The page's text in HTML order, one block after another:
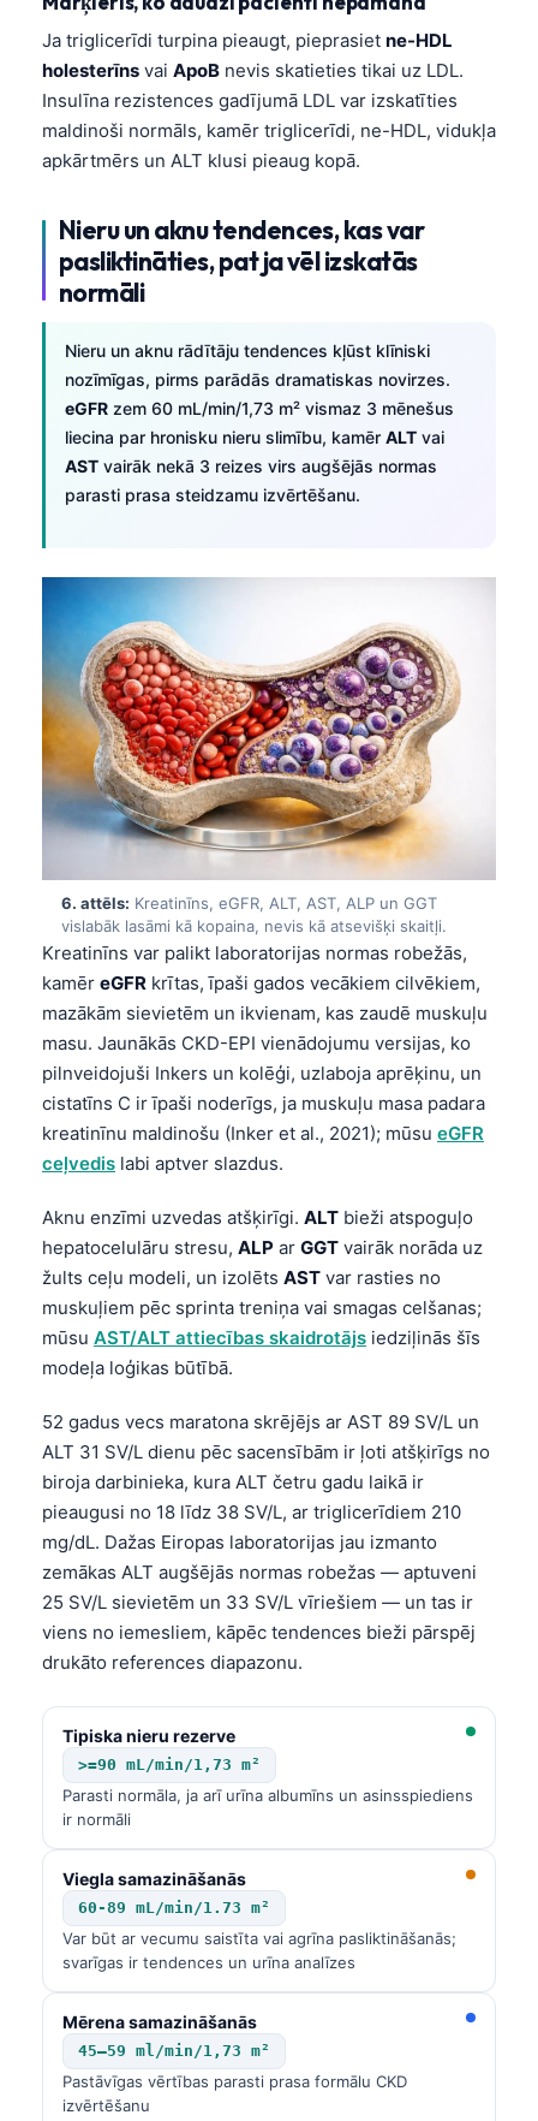
Ja triglicerīdi turpina pieaugt, pieprasiet ne-HDL
holesterīns vai ApoB nevis skatieties tikai uz LDL.
Insulīna rezistences gadījumā LDL var izskatīties
maldinoši normāls, kamēr triglicerīdi, ne-HDL, vidukļa
apkārtmērs un ALT klusi pieaug kopā.
Nieru un aknu tendences, kas var
pasliktināties, pat ja vēl izskatās
normāli
Nieru un aknu rādītāju tendences kļūst klīniski
nozīmīgas, pirms parādās dramatiskas novirzes.
eGFR zem 60 mL/min/1,73 m² vismaz 3 mēnešus
liecina par hronisku nieru slimību, kamēr ALT vai
AST vairāk nekā 3 reizes virs augšējās normas
parasti prasa steidzamu izvērtēšanu.
6. attēls: Kreatinīns, eGFR, ALT, AST, ALP un GGT
vislabāk lasāmi kā kopaina, nevis kā atsevišķi skaitļi.
Kreatinīns var palikt laboratorijas normas robežās,
kamēr eGFR krītas, īpaši gados vecākiem cilvēkiem,
mazākām sievietēm un ikvienam, kas zaudē muskuļu
masu. Jaunākās CKD-EPI vienādojumu versijas, ko
pilnveidojuši Inkers un kolēģi, uzlaboja aprēķinu, un
cistatīns C ir īpaši noderīgs, ja muskuļu masa padara
kreatinīnu maldinošu (Inker et al., 2021); mūsu eGFR
ceļvedis labi aptver slazdus.
Aknu enzīmi uzvedas atšķirīgi. ALT bieži atspoguļo
hepatocelulāru stresu, ALP ar GGT vairāk norāda uz
žults ceļu modeli, un izolēts AST var rasties no
muskuļiem pēc sprinta treniņa vai smagas celšanas;
mūsu AST/ALT attiecības skaidrotājs iedziļinās šīs
modeļa loģikas būtībā.
52 gadus vecs maratona skrējējs ar AST 89 SV/L un
ALT 31 SV/L dienu pēc sacensībām ir ļoti atšķirīgs no
biroja darbinieka, kura ALT četru gadu laikā ir
pieaugusi no 18 līdz 38 SV/L, ar triglicerīdiem 210
mg/dL. Dažas Eiropas laboratorijas jau izmanto
zemākas ALT augšējās normas robežas — aptuveni
25 SV/L sievietēm un 33 SV/L vīriešiem — un tas ir
viens no iemesliem, kāpēc tendences bieži pārspēj
drukāto references diapazonu.
Tipiska nieru rezerve
>=90 mL/min/1,73 m²
Parasti normāla, ja arī urīna albumīns un asinsspiediens
ir normāli
Viegla samazināšanās
60-89 mL/min/1.73 m²
Var būt ar vecumu saistīta vai agrīna pasliktināšanās;
svarīgas ir tendences un urīna analīzes
Mērena samazināšanās
45–59 ml/min/1,73 m²
Pastāvīgas vērtības parasti prasa formālu CKD
izvērtēšanu
Қазақ тілі
Suomi
Hrvatski
Slovenčina
كوردی‎
پښتو
سنڌي
සිංහල
অসমীয়া
Galego
Euskara
Occitan
العربية المغربية
Монгол
ພາສາລາວ
Basa Jawa
Cebuano
ئۇيغۇرچە
Кыргызча
Татар теле
Esperanto
Frysk
Ślōnskŏ gŏdka
Norsk bokmål